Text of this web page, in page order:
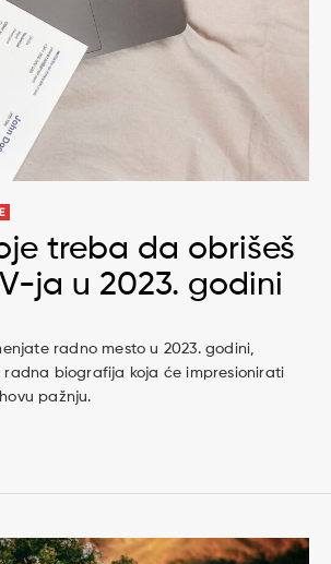
treba da obrišeš
ja u 2023. godini
radno mesto u 2023. godini,
radna biografija koja će impresionirati
pažnju.